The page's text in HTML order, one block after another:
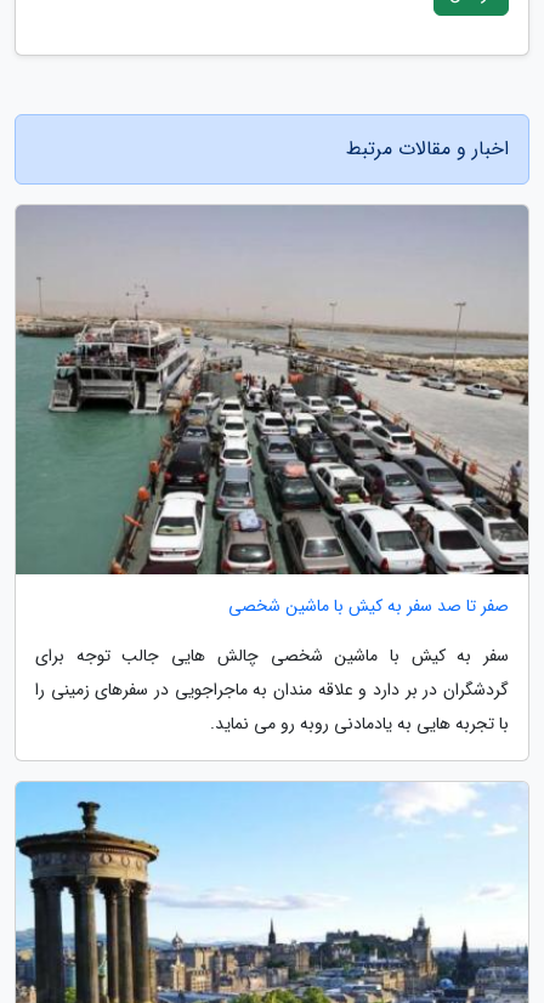
اخبار و مقالات مرتبط
صفر تا صد سفر به کیش با ماشین شخصی
سفر به کیش با ماشین شخصی چالش هایی جالب توجه برای
گردشگران در بر دارد و علاقه مندان به ماجراجویی در سفرهای زمینی را
با تجربه هایی به یادمادنی روبه رو می نماید.